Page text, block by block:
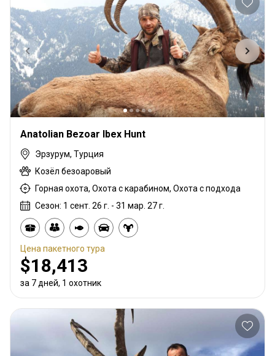
Anatolian Bezoar Ibex Hunt
Эрзурум, Турция
Козёл безоаровый
Горная охота, Охота с карабином, Охота с подхода
Сезон: 1 сент. 26 г. - 31 мар. 27 г.
Цена пакетного тура
$18,413
за 7 дней, 1 охотник